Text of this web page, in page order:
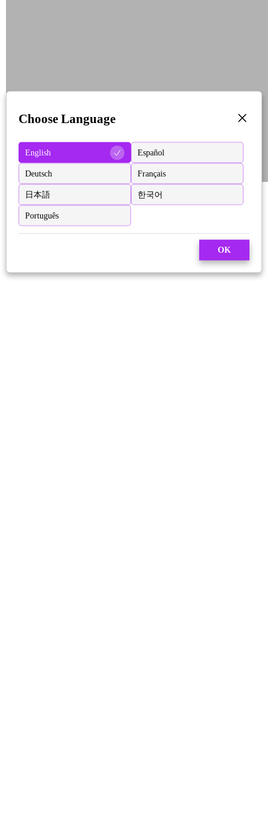
Choose Language
English Español
Deutsch Français
日本語 한국어
Português
OK